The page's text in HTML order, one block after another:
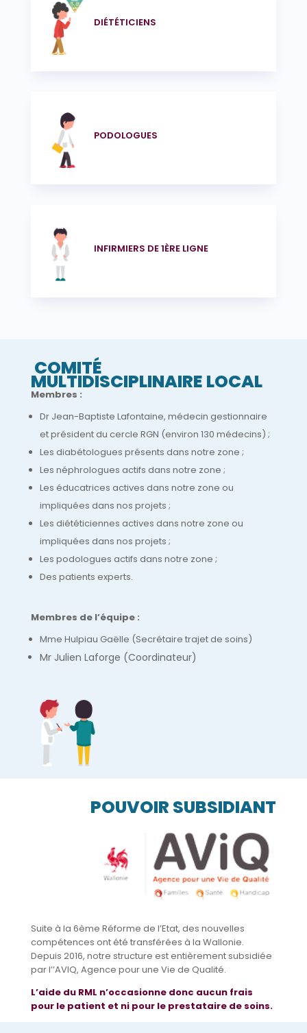
DIÉTÉTICIENS
PODOLOGUES
INFIRMIERS DE 1ÈRE LIGNE
COMITÉ
MULTIDISCIPLINAIRE LOCAL
Membres :
Dr Jean-Baptiste Lafontaine, médecin gestionnaire
et président du cercle RGN (environ 130 médecins) ;
Les diabétologues présents dans notre zone ;
Les néphrologues actifs dans notre zone ;
Les éducatrices actives dans notre zone ou
impliquées dans nos projets ;
Les diététiciennes actives dans notre zone ou
impliquées dans nos projets ;
Les podologues actifs dans notre zone ;
Des patients experts.
Membres de l’équipe :
Mme Hulpiau Gaëlle (Secrétaire trajet de soins)
Mr Julien Laforge (Coordinateur)
POUVOIR SUBSIDIANT
Suite à la 6ème Réforme de l’Etat, des nouvelles
compétences ont été transférées à la Wallonie.
Depuis 2016, notre structure est entièrement subsidiée
par l’’AVIQ, Agence pour une Vie de Qualité.
L’aide du RML n’occasionne donc aucun frais
pour le patient et ni pour le prestataire de soins.